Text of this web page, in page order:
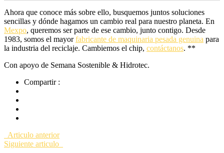
Ahora que conoce más sobre ello, busquemos juntos soluciones
sencillas y dónde hagamos un cambio real para nuestro planeta. En
Mexpo, queremos ser parte de ese cambio, junto contigo. Desde
1983, somos el mayorfabricante de maquinaria pesada genuina para
la industria del reciclaje. Cambiemos el chip, contáctanos. **
Con apoyo de Semana Sostenible & Hidrotec.
Compartir :
Articulo anterior
Siguiente articulo